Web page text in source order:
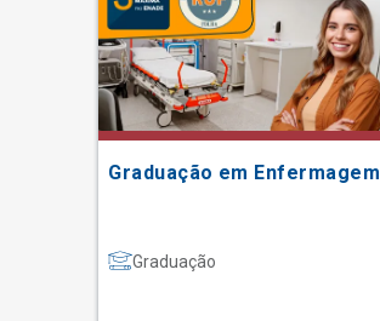
Graduação em Enfermagem
Graduação